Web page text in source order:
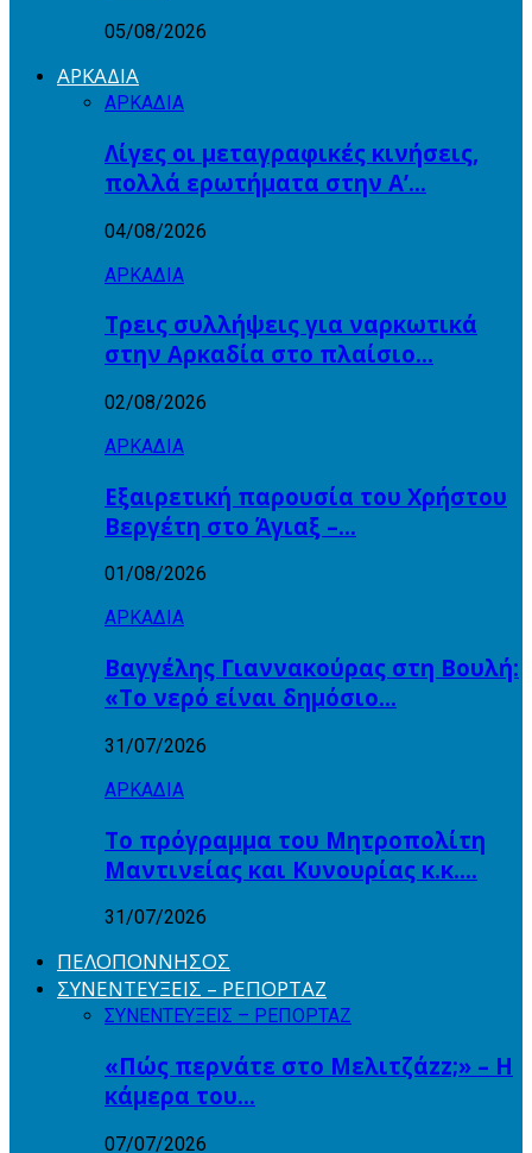
05/08/2026
ΑΡΚΑΔΙΑ
ΑΡΚΑΔΙΑ
Λίγες οι μεταγραφικές κινήσεις,
πολλά ερωτήματα στην Α’…
04/08/2026
ΑΡΚΑΔΙΑ
Τρεις συλλήψεις για ναρκωτικά
στην Αρκαδία στο πλαίσιο…
02/08/2026
ΑΡΚΑΔΙΑ
Εξαιρετική παρουσία του Χρήστου
Βεργέτη στο Άγιαξ –…
01/08/2026
ΑΡΚΑΔΙΑ
Βαγγέλης Γιαννακούρας στη Βουλή:
«Το νερό είναι δημόσιο…
31/07/2026
ΑΡΚΑΔΙΑ
Το πρόγραμμα του Μητροπολίτη
Μαντινείας και Κυνουρίας κ.κ….
31/07/2026
ΠΕΛΟΠΟΝΝΗΣΟΣ
ΣΥΝΕΝΤΕΥΞΕΙΣ – ΡΕΠΟΡΤΑΖ
ΣΥΝΕΝΤΕΥΞΕΙΣ – ΡΕΠΟΡΤΑΖ
«Πώς περνάτε στο Μελιτζάzz;» – Η
κάμερα του…
07/07/2026